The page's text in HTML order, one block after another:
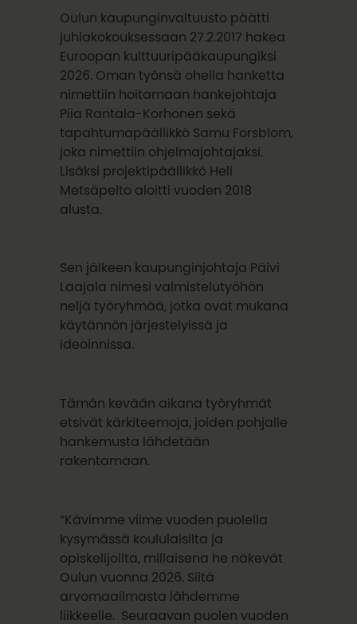
Oulun kaupunginvaltuusto päätti
juhlakokouksessaan 27.2.2017 hakea
Euroopan kulttuuripääkaupungiksi
2026. Oman työnsä ohella hanketta
nimettiin hoitamaan hankejohtaja
Piia Rantala-Korhonen sekä
tapahtumapäällikkö Samu Forsblom,
joka nimettiin ohjelmajohtajaksi.
Lisäksi projektipäällikkö Heli
Metsäpelto aloitti vuoden 2018
alusta.
Sen jälkeen kaupunginjohtaja Päivi
Laajala nimesi valmistelutyöhön
neljä työryhmää, jotka ovat mukana
käytännön järjestelyissä ja
ideoinnissa.
Tämän kevään aikana työryhmät
etsivät kärkiteemoja, joiden pohjalle
hankemusta lähdetään
rakentamaan.
”Kävimme viime vuoden puolella
kysymässä koululaisilta ja
opiskelijoilta, millaisena he näkevät
Oulun vuonna 2026. Siitä
arvomaailmasta lähdemme
liikkeelle. Seuraavan puolen vuoden